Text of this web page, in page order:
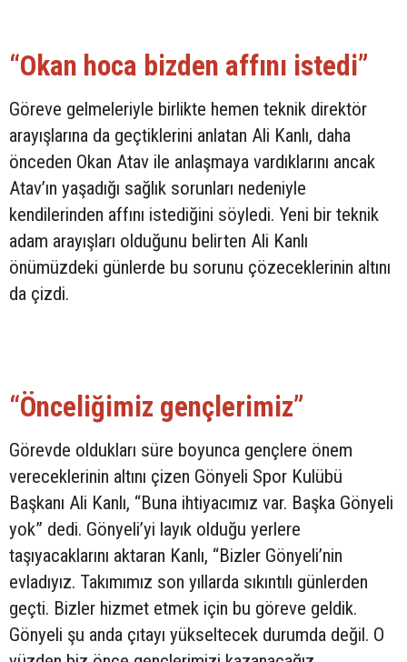
“Okan hoca bizden affını istedi”
Göreve gelmeleriyle birlikte hemen teknik direktör
arayışlarına da geçtiklerini anlatan Ali Kanlı, daha
önceden Okan Atav ile anlaşmaya vardıklarını ancak
Atav’ın yaşadığı sağlık sorunları nedeniyle
kendilerinden affını istediğini söyledi. Yeni bir teknik
adam arayışları olduğunu belirten Ali Kanlı
önümüzdeki günlerde bu sorunu çözeceklerinin altını
da çizdi.
“Önceliğimiz gençlerimiz”
Görevde oldukları süre boyunca gençlere önem
vereceklerinin altını çizen Gönyeli Spor Kulübü
Başkanı Ali Kanlı, “Buna ihtiyacımız var. Başka Gönyeli
yok” dedi. Gönyeli’yi layık olduğu yerlere
taşıyacaklarını aktaran Kanlı, “Bizler Gönyeli’nin
evladıyız. Takımımız son yıllarda sıkıntılı günlerden
geçti. Bizler hizmet etmek için bu göreve geldik.
Gönyeli şu anda çıtayı yükseltecek durumda değil. O